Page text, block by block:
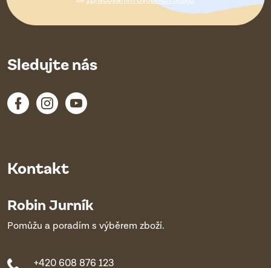
Kontakt
Robin Jurník
Pomůžu a poradím s výběrem zboží.
+420 608 876 123
Sledujte nás